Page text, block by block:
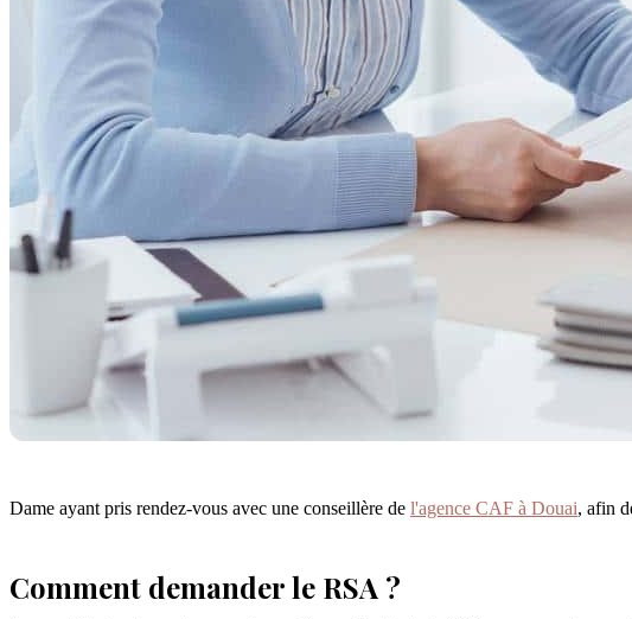
Dame ayant pris rendez-vous avec une conseillère de l'agence CAF à Douai, afin
Comment demander le RSA ?